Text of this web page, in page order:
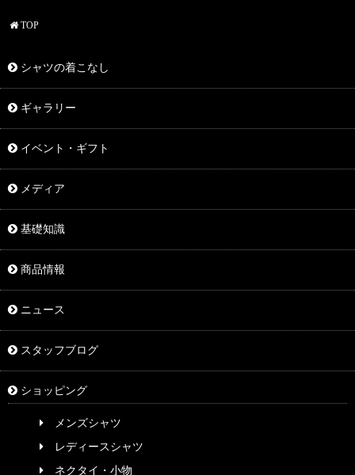
TOP
シャツの着こなし
ギャラリー
イベント・ギフト
メディア
基礎知識
商品情報
ニュース
スタッフブログ
ショッピング
メンズシャツ
レディースシャツ
ネクタイ・小物